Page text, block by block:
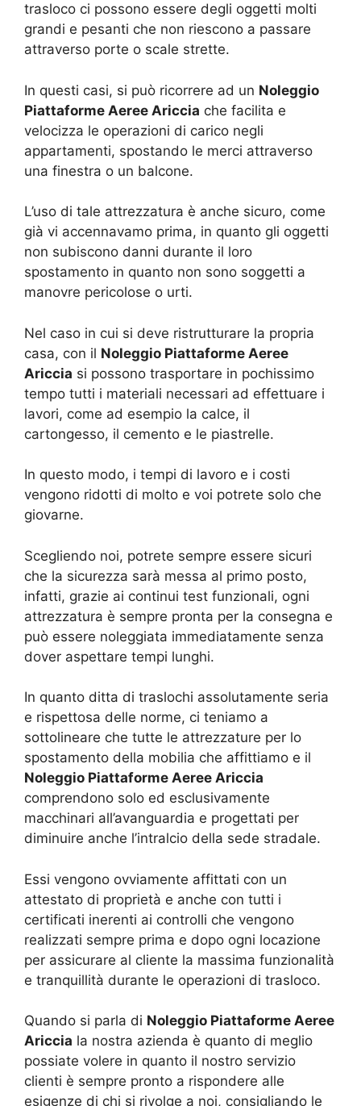
trasloco ci possono essere degli oggetti molti
grandi e pesanti che non riescono a passare
attraverso porte o scale strette.
In questi casi, si può ricorrere ad un Noleggio
Piattaforme Aeree Ariccia che facilita e
velocizza le operazioni di carico negli
appartamenti, spostando le merci attraverso
una finestra o un balcone.
L’uso di tale attrezzatura è anche sicuro, come
già vi accennavamo prima, in quanto gli oggetti
non subiscono danni durante il loro
spostamento in quanto non sono soggetti a
manovre pericolose o urti.
Nel caso in cui si deve ristrutturare la propria
casa, con il Noleggio Piattaforme Aeree
Ariccia si possono trasportare in pochissimo
tempo tutti i materiali necessari ad effettuare i
lavori, come ad esempio la calce, il
cartongesso, il cemento e le piastrelle.
In questo modo, i tempi di lavoro e i costi
vengono ridotti di molto e voi potrete solo che
giovarne.
Scegliendo noi, potrete sempre essere sicuri
che la sicurezza sarà messa al primo posto,
infatti, grazie ai continui test funzionali, ogni
attrezzatura è sempre pronta per la consegna e
può essere noleggiata immediatamente senza
dover aspettare tempi lunghi.
In quanto ditta di traslochi assolutamente seria
e rispettosa delle norme, ci teniamo a
sottolineare che tutte le attrezzature per lo
spostamento della mobilia che affittiamo e il
Noleggio Piattaforme Aeree Ariccia
comprendono solo ed esclusivamente
macchinari all’avanguardia e progettati per
diminuire anche l’intralcio della sede stradale.
Essi vengono ovviamente affittati con un
attestato di proprietà e anche con tutti i
certificati inerenti ai controlli che vengono
realizzati sempre prima e dopo ogni locazione
per assicurare al cliente la massima funzionalità
e tranquillità durante le operazioni di trasloco.
Quando si parla di Noleggio Piattaforme Aeree
Ariccia la nostra azienda è quanto di meglio
possiate volere in quanto il nostro servizio
clienti è sempre pronto a rispondere alle
esigenze di chi si rivolge a noi, consigliando le